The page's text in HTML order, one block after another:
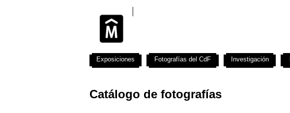
Catálogo de fotografías
Exposiciones Fotografías del CdF Investigación